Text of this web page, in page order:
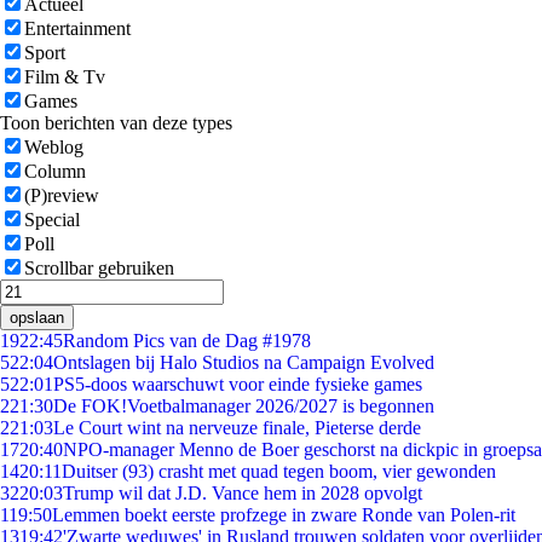
Actueel
Entertainment
Sport
Film & Tv
Games
Toon berichten van deze types
Weblog
Column
(P)review
Special
Poll
Scrollbar gebruiken
opslaan
1922:45Random Pics van de Dag #1978
522:04Ontslagen bij Halo Studios na Campaign Evolved
522:01PS5-doos waarschuwt voor einde fysieke games
221:30De FOK!Voetbalmanager 2026/2027 is begonnen
221:03Le Court wint na nerveuze finale, Pieterse derde
1720:40NPO-manager Menno de Boer geschorst na dickpic in
1420:11Duitser (93) crasht met quad tegen boom, vier gewonden
3220:03Trump wil dat J.D. Vance hem in 2028 opvolgt
119:50Lemmen boekt eerste profzege in zware Ronde van Polen-rit
1319:42'Zwarte weduwes' in Rusland trouwen soldaten voor